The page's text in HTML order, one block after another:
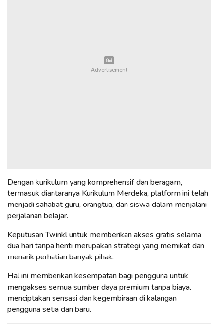
Dengan kurikulum yang komprehensif dan beragam,
termasuk diantaranya Kurikulum Merdeka, platform ini telah
menjadi sahabat guru, orangtua, dan siswa dalam menjalani
perjalanan belajar.
Keputusan Twinkl untuk memberikan akses gratis selama
dua hari tanpa henti merupakan strategi yang memikat dan
menarik perhatian banyak pihak.
Hal ini memberikan kesempatan bagi pengguna untuk
mengakses semua sumber daya premium tanpa biaya,
menciptakan sensasi dan kegembiraan di kalangan
pengguna setia dan baru.